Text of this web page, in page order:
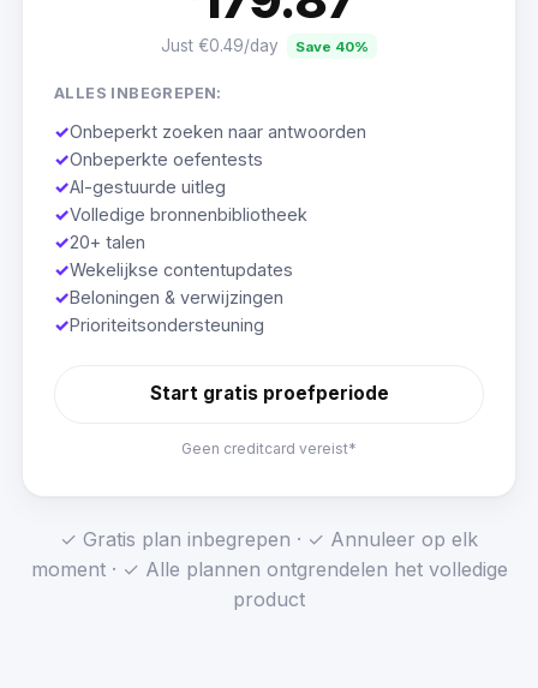
Just €0.49/day Save 40%
ALLES INBEGREPEN:
✓Onbeperkt zoeken naar antwoorden
✓Onbeperkte oefentests
✓AI-gestuurde uitleg
✓Volledige bronnenbibliotheek
✓20+ talen
✓Wekelijkse contentupdates
✓Beloningen & verwijzingen
✓Prioriteitsondersteuning
Start gratis proefperiode
Geen creditcard vereist*
✓ Gratis plan inbegrepen · ✓ Annuleer op elk
moment · ✓ Alle plannen ontgrendelen het volledige
product